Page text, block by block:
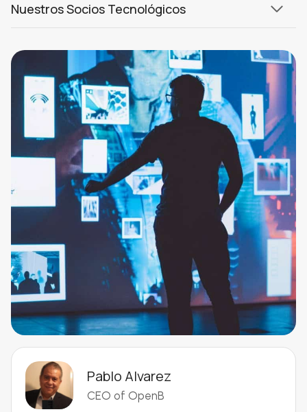
Nuestros Socios Tecnológicos
Pablo Alvarez
CEO of OpenB